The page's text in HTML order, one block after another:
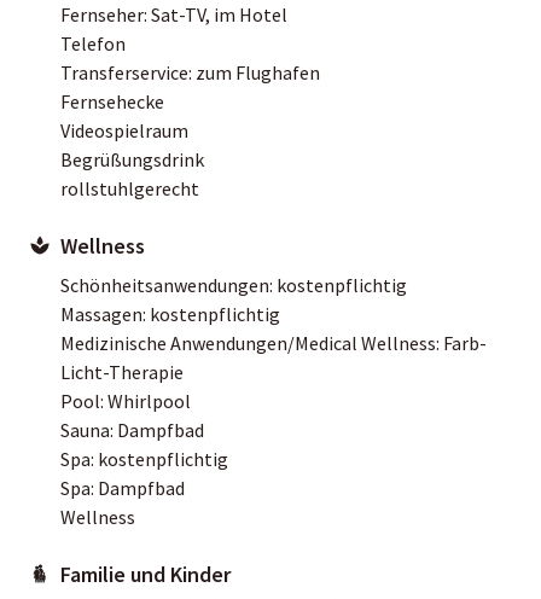
Fernseher: Sat-TV, im Hotel
Telefon
Transferservice: zum Flughafen
Fernsehecke
Videospielraum
Begrüßungsdrink
rollstuhlgerecht
Wellness
Schönheitsanwendungen: kostenpflichtig
Massagen: kostenpflichtig
Medizinische Anwendungen/Medical Wellness: Farb-
Licht-Therapie
Pool: Whirlpool
Sauna: Dampfbad
Spa: kostenpflichtig
Spa: Dampfbad
Wellness
Familie und Kinder